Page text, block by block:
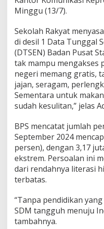
Minggu (13/7).
Sekolah Rakyat
di desil 1 Data Tunggal
(DTSEN) Badan Pusat
tak mampu mengakses
negeri memang gratis,
jajan, seragam,
Sementara untuk
sudah kesulitan,” jelas
BPS mencatat jumlah
September 2024
persen), dengan 3,17
ekstrem. Persoalan ini
dari rendahnya literasi
terbatas.
“Tanpa pendidikan
SDM tangguh menuju
tambahnya.